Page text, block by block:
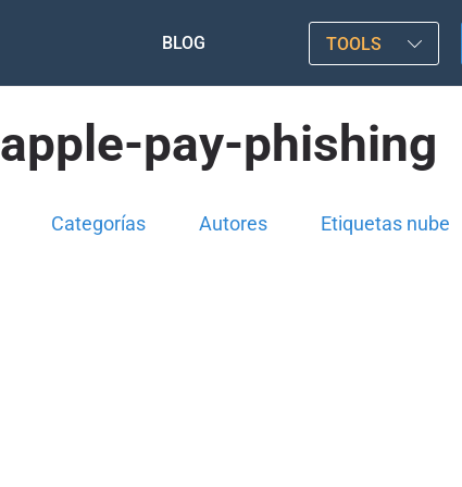
BLOG TOOLS
apple-pay-phishing
Categorías Autores Etiquetas nube